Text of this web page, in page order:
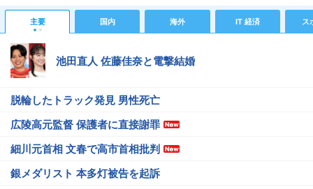
主要 国内 海外 IT 経済 ス
池田直人 佐藤佳奈と電撃結婚
脱輪したトラック発見 男性死亡
広陵高元監督 保護者に直接謝罪
細川元首相 文春で高市首相批判
銀メダリスト 本多灯被告を起訴